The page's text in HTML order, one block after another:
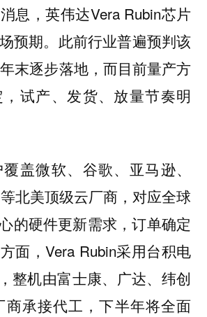
息，英伟达Vera Rubin芯片
预期。此前行业普遍预判该
末逐步落地，而目前量产方
试产、发货、放量节奏明
盖微软、谷歌、亚马逊、
北美顶级云厂商，对应全球
的硬件更新需求，订单确定
面，Vera Rubin采用台积电
整机由富士康、广达、纬创
商承接代工，下半年将全面